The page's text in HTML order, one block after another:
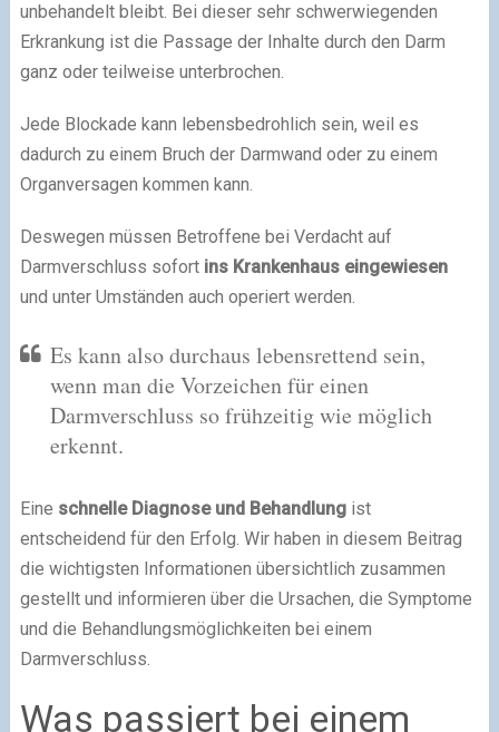
unbehandelt bleibt. Bei dieser sehr schwerwiegenden
Erkrankung ist die Passage der Inhalte durch den Darm
ganz oder teilweise unterbrochen.
Jede Blockade kann lebensbedrohlich sein, weil es
dadurch zu einem Bruch der Darmwand oder zu einem
Organversagen kommen kann.
Deswegen müssen Betroffene bei Verdacht auf
Darmverschluss sofort ins Krankenhaus eingewiesen
und unter Umständen auch operiert werden.
Es kann also durchaus lebensrettend sein,
wenn man die Vorzeichen für einen
Darmverschluss so frühzeitig wie möglich
erkennt.
Eine schnelle Diagnose und Behandlungist
entscheidend für den Erfolg. Wir haben in diesem Beitrag
die wichtigsten Informationen übersichtlich zusammen
gestellt und informieren über die Ursachen, die Symptome
und die Behandlungsmöglichkeiten bei einem
Darmverschluss.
Was passiert bei einem